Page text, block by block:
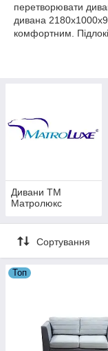
перетворювати
дивана
комфортним.
ньому за рахунок
Дивани ТМ
Матролюкс
Сортування
Топ